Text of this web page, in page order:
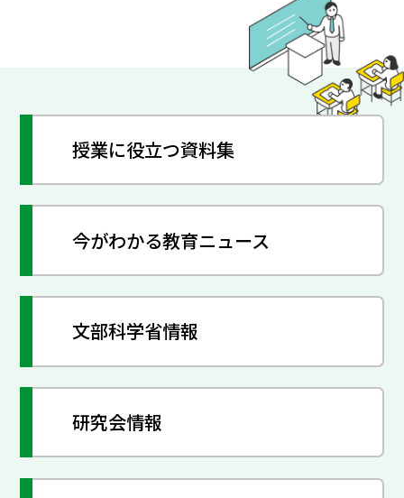
授業に役立つ資料集
今がわかる教育ニュース
文部科学省情報
研究会情報